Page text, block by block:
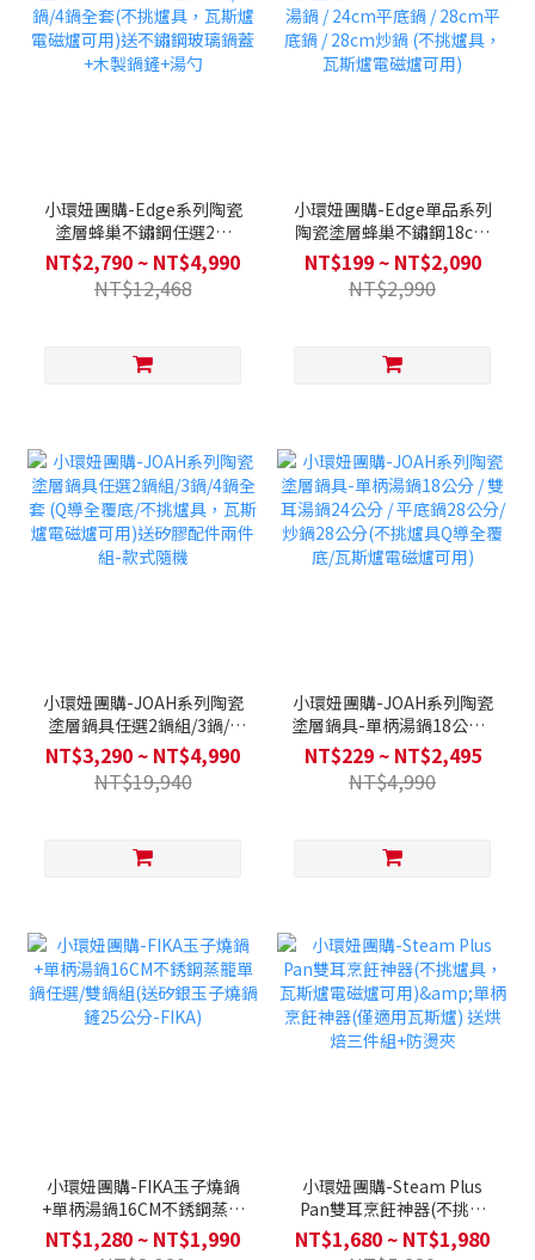
小環妞團購-Edge系列陶瓷
塗層蜂巢不鏽鋼任選2鍋
組/3鍋/4鍋全套(不挑爐具，
瓦斯爐電磁爐可用)送不鏽鋼
玻璃鍋蓋+木製鍋鏟+湯勺
NT$2,790 ~ NT$4,990
NT$12,468
小環妞團購-Edge單品系列
陶瓷塗層蜂巢不鏽鋼18cm
單柄湯鍋 / 24cm平底鍋 /
28cm平底鍋 / 28cm炒鍋
(不挑爐具，瓦斯爐電磁爐可
NT$199 ~ NT$2,090
NT$2,990
小環妞團購-JOAH系列陶瓷
塗層鍋具任選2鍋組/3鍋/4
鍋全套 (Q導全覆底/不挑爐
具，瓦斯爐電磁爐可用)送矽
膠配件兩件組-款式隨機
NT$3,290 ~ NT$4,990
NT$19,940
小環妞團購-JOAH系列陶瓷
塗層鍋具-單柄湯鍋18公分 /
雙耳湯鍋24公分 / 平底鍋28
公分/ 炒鍋28公分(不挑爐具
Q導全覆底/瓦斯爐電磁爐可
NT$229 ~ NT$2,495
NT$4,990
小環妞團購-FIKA玉子燒鍋
+單柄湯鍋16CM不銹鋼蒸籠
單鍋任選/雙鍋組(送矽銀玉
子燒鍋鏟25公分-FIKA)
NT$1,280 ~ NT$1,990
小環妞團購-Steam Plus
Pan雙耳烹飪神器(不挑爐
具，瓦斯爐電磁爐可用)&單
柄烹飪神器(僅適用瓦斯爐)
NT$1,680 ~ NT$1,980